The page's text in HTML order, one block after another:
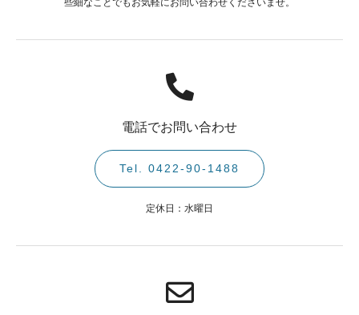
些細なことでもお気軽にお問い合わせくださいませ。
電話でお問い合わせ
Tel. 0422-90-1488
定休日：水曜日